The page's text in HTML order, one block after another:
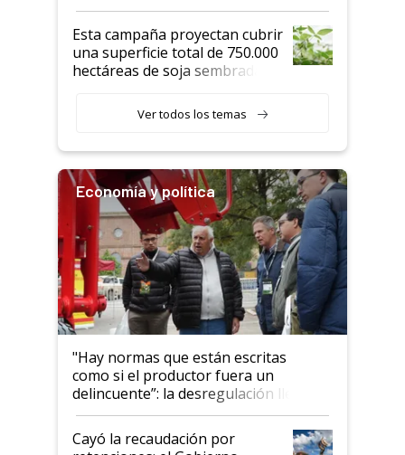
Esta campaña proyectan cubrir
una superficie total de 750.000
hectáreas de soja sembradas
variedades que marcan un
salto tecnológico en genética y
Ver todos los temas
Economía y política
"Hay normas que están escritas
como si el productor fuera un
delincuente”: la desregulación llegó
al Congreso Aapresid y hasta se
habló del financiamiento al IPCVA
Cayó la recaudación por